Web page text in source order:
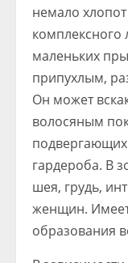
немало
маленьких
припухлым,
Он может
волосяным
гардероба. В
шея, грудь,
женщин.
образования